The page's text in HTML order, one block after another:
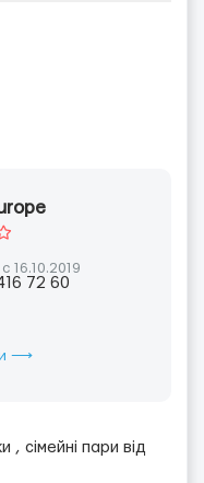
16.10.2019
72 60
⟶
, сімейні пари від